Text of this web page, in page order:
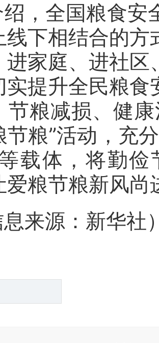
，全国粮食安
线下相结合的
进家庭、进社
实提升全民粮
节粮减损、健
节粮”活动，充
载体，将勤
爱粮节粮新风尚
息来源：新华社